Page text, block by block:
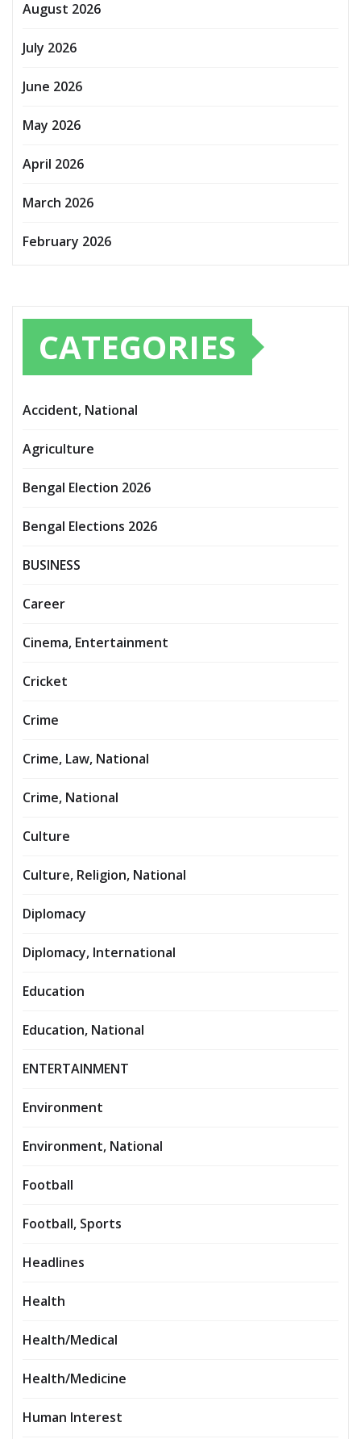
August 2026
July 2026
June 2026
May 2026
April 2026
March 2026
February 2026
CATEGORIES
Accident, National
Agriculture
Bengal Election 2026
Bengal Elections 2026
BUSINESS
Career
Cinema, Entertainment
Cricket
Crime
Crime, Law, National
Crime, National
Culture
Culture, Religion, National
Diplomacy
Diplomacy, International
Education
Education, National
ENTERTAINMENT
Environment
Environment, National
Football
Football, Sports
Headlines
Health
Health/Medical
Health/Medicine
Human Interest